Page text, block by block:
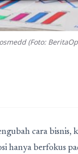
(Foto:
cara
hanya berfokus